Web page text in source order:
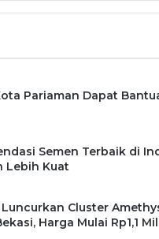
Pariaman Dapat
Semen Terbaik di
Lebih Kuat
Cluster
Harga Mulai Rp1,1